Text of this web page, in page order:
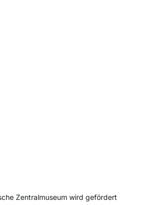
Zentralmuseum wird gefördert